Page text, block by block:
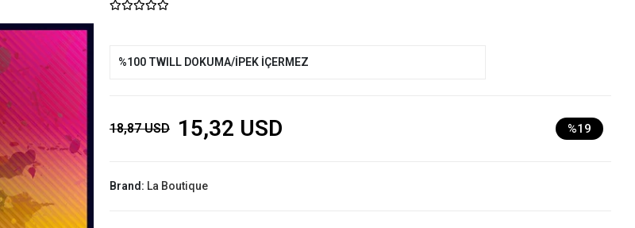
%100 TWILL DOKUMA/İPEK İÇERMEZ
18,87 USD 15,32 USD %19
Brand: La Boutique